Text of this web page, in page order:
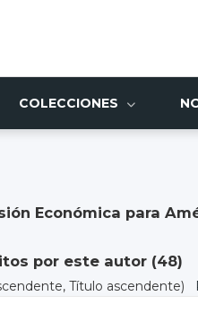
COLECCIONES
Económica para
por este autor (48)
Título ascendente)